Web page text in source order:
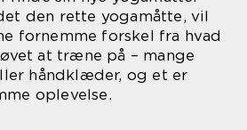
den rette yogamåtte, vil
fornemme forskel fra hvad
at træne på – mange
håndklæder, og et er
oplevelse.